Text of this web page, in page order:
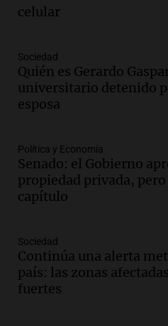
Panorama Federal
fitosanitarios y su
sustentabilidad
Panorama Federal
Episodios
finaliza con buenas
humedad en todo
Panorama Federal
Episodios
organizaciones
la eliminación de
Panorama Federal
celular
Sociedad
Quién es Gerardo
universitario detenido
esposa
Política y Economía
Senado: el Gobierno
propiedad privada,
capítulo
Sociedad
Continúa una alerta
país: las zonas
fuertes